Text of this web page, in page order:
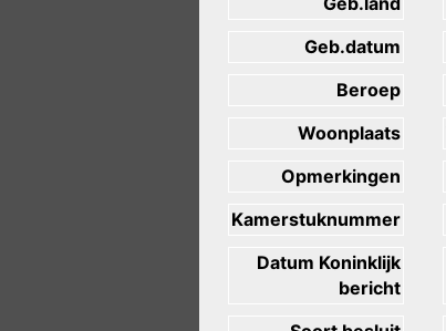
Geb.datum
Beroep
Woonplaats
Opmerkingen
Kamerstuknummer
Datum Koninklijk
bericht